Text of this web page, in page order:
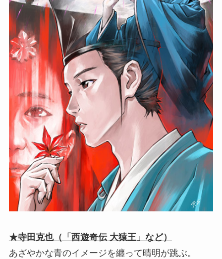
★寺田克也（「西遊奇伝 大猿王」など）
あざやかな青のイメージを纏って晴明が跳ぶ。